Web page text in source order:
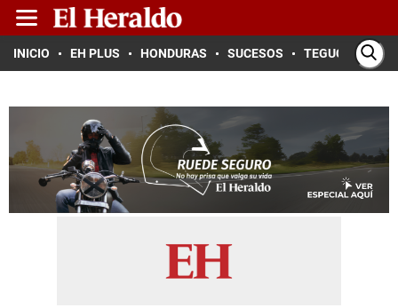
INICIO EH PLUS HONDURAS SUCESOS TEGUCIGALPA